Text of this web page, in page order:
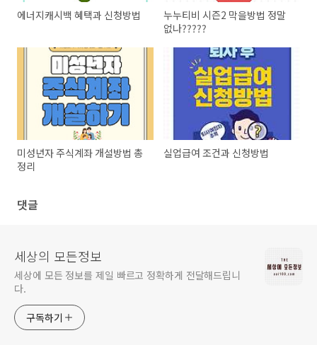
에너지캐시백 혜택과 신청방법
누누티비 시즌2 막을방법 정말
없나?????
미성년자 주식계좌 개설방법 총
정리
실업급여 조건과 신청방법
댓글
세상의 모든정보
세상에 모든 정보를 제일 빠르고 정확하게 전달해드립니
다.
구독하기